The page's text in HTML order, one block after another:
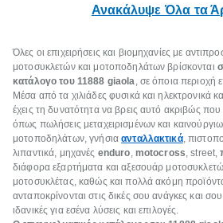
Ανακάλυψε Όλα τα
Όλες οι επιχειρήσεις και βιομηχανίες με
μοτοσυκλετών και μοτοποδηλάτων βρίσκονται
κατάλογο του 11888 giaola, σε όποια περιοχή
Μέσα από τα χιλιάδες φυσικά και ηλεκτρονικά
έχεις τη δυνατότητα να βρεις αυτό ακριβώς που
όπως πωλήσεις μεταχειρισμένων και
μοτοποδηλάτων, γνήσιαανταλλακτικά,
λιπαντικά, μηχανές enduro, motocross, street,
διάφορα εξαρτήματα και αξεσουάρ
μοτοσυκλέτας, καθώς και πολλά ακόμη
ανταποκρίνονται στις δικές σου ανάγκες και
ιδανικές για εσένα λύσεις και επιλογές.